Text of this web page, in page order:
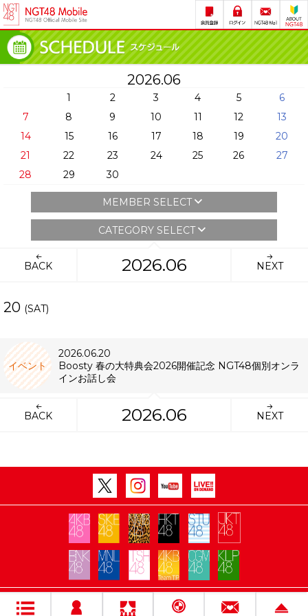
2026.06
1 2 3 4 5
6
7
8 9 10 11 12
13
14
15 16 17 18 19
20
21
22 23 24 25 26
27
28
29 30
MEMBER SELECT
CATEGORY SELECT
BACK 2026.06 NEXT
20 (SAT)
イベント
2026.06.20
Boosty 春の大特典会2026開催記念 NGT48個別オンラ
インお話し会
BACK 2026.06 NEXT